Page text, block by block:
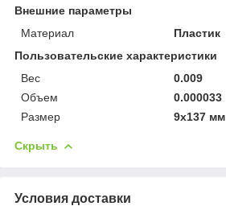
Внешние параметры
Материал
Пластик
Пользовательские характеристики
Вес
0.009
Объем
0.000033
Размер
9х137 мм
Скрыть
Условия доставки